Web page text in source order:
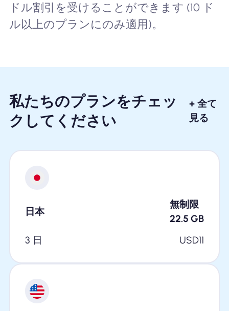
ドル割引を受けることができます (10 ド
ル以上のプランにのみ適用)。
私たちのプランをチェッ
クしてください
+ 全て
見る
日本
無制限
22.5 GB
3 日
USD11